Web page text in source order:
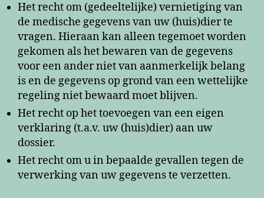
Het recht om (gedeeltelijke) vernietiging van
de medische gegevens van uw (huis)dier te
vragen. Hieraan kan alleen tegemoet worden
gekomen als het bewaren van de gegevens
voor een ander niet van aanmerkelijk belang
is en de gegevens op grond van een wettelijke
regeling niet bewaard moet blijven.
Het recht op het toevoegen van een eigen
verklaring (t.a.v. uw (huis)dier) aan uw
dossier.
Het recht om u in bepaalde gevallen tegen de
verwerking van uw gegevens te verzetten.